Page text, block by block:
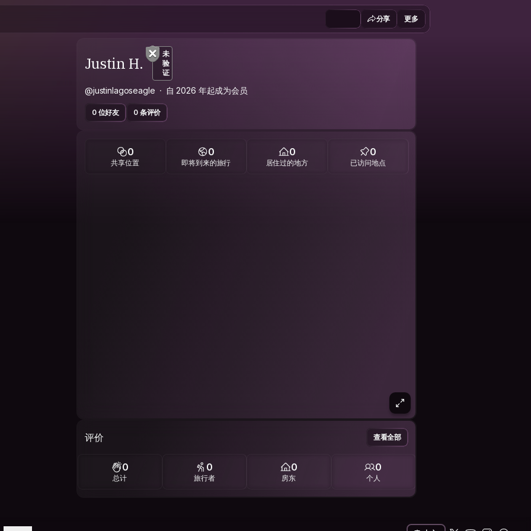
分享 更多
Justin H.
未
验
证
@justinlagoseagle 自 2026 年起成为会员
0 位好友 0 条评价
0
共享位置
0
即将到来的旅行
0
居住过的地方
0
已访问地点
评价 查看全部
0
总计
0
旅行者
0
房东
0
个人